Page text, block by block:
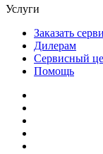
Услуги
Заказать
Дилерам
Сервисный
Помощь